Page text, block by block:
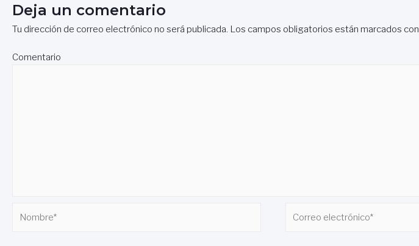
entradas
Deja un comentario
Tu dirección de correo electrónico no será publicada. Los campos obligatorios están marcados con
Comentario